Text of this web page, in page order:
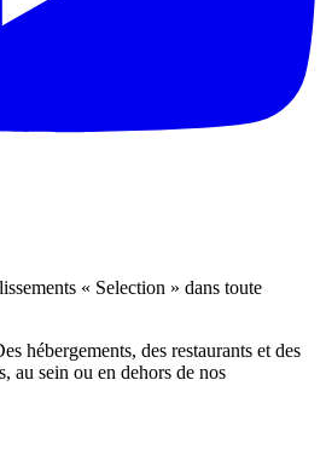
« Selection » dans toute
hébergements, des restaurants et des
au sein ou en dehors de nos